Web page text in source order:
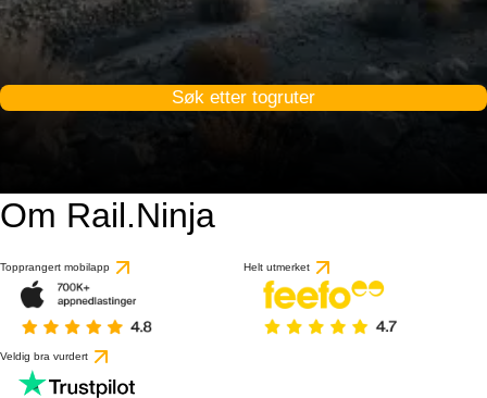
Søk etter togruter
Om Rail.Ninja
Topprangert mobilapp Helt utmerket
Veldig bra vurdert